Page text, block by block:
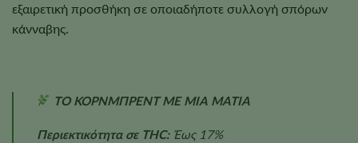
εξαιρετική προσθήκη σε οποιαδήποτε συλλογή σπόρων
κάνναβης.
ΤΟ ΚΟΡΝΜΠΡΕΝΤ ΜΕ ΜΙΑ ΜΑΤΙΑ
Περιεκτικότητα σε THC:Έως 17%